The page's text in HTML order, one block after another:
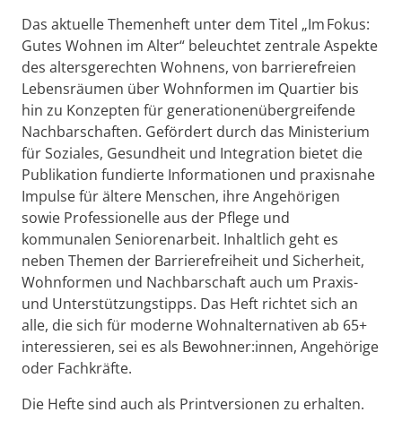
Das aktuelle Themenheft unter dem Titel „Im Fokus:
Gutes Wohnen im Alter“ beleuchtet zentrale Aspekte
des altersgerechten Wohnens, von barrierefreien
Lebensräumen über Wohnformen im Quartier bis
hin zu Konzepten für generationenübergreifende
Nachbarschaften. Gefördert durch das Ministerium
für Soziales, Gesundheit und Integration bietet die
Publikation fundierte Informationen und praxisnahe
Impulse für ältere Menschen, ihre Angehörigen
sowie Professionelle aus der Pflege und
kommunalen Seniorenarbeit. Inhaltlich geht es
neben Themen der Barrierefreiheit und Sicherheit,
Wohnformen und Nachbarschaft auch um Praxis-
und Unterstützungstipps. Das Heft richtet sich an
alle, die sich für moderne Wohnalternativen ab 65+
interessieren, sei es als Bewohner:innen, Angehörige
oder Fachkräfte.
Die Hefte sind auch als Printversionen zu erhalten.